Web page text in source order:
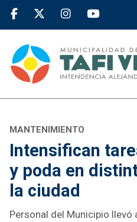
MANTENIMIENTO
Intensifican
y poda en
la ciudad
Personal del Municipio